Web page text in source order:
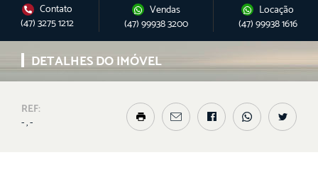
Contato
(47) 3275 1212
Vendas
(47) 99938 3200
Locação
(47) 99938 1616
DETALHES DO IMÓVEL
REF:
- , -